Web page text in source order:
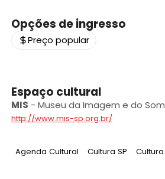
Opções de ingresso
Preço popular
Espaço cultural
MIS - Museu da Imagem e do Som
http://www.mis-sp.org.br/
Tag:
Agenda Cultural Tag:
Cultura SP Tag:
Cultura